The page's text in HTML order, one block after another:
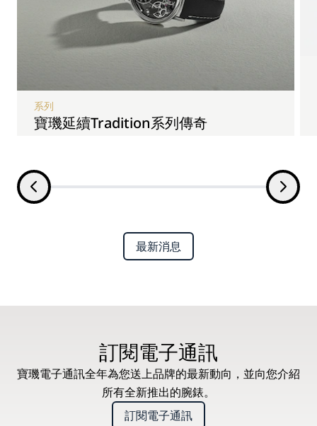
寶璣延續Tradition系列傳奇
系列
最新消息
訂閱電子通訊
寶璣電子通訊全年為您送上品牌的最新動向，並向您介紹
所有全新推出的腕錶。
訂閱電子通訊